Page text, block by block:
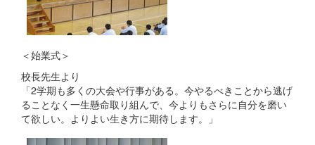
＜始業式＞
校長先生より
「2学期も多くの大会や行事がある。今やるべきことから逃げ
ることなく一生懸命取り組んで、今よりもさらに自分を磨い
て欲しい。よりよい生き方に期待します。」